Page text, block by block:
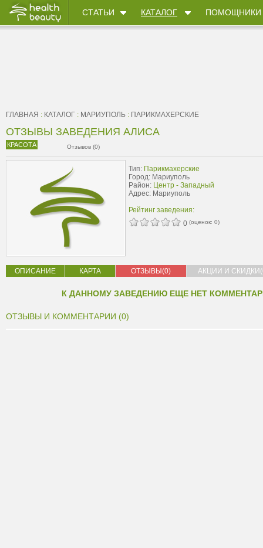
СТАТЬИ КАТАЛОГ ПОМОЩНИКИ
ГЛАВНАЯ : КАТАЛОГ : МАРИУПОЛЬ : ПАРИКМАХЕРСКИЕ
ОТЗЫВЫ ЗАВЕДЕНИЯ АЛИСА
КРАСОТА Отзывов (0)
Тип: Парикмахерские
Город: Мариуполь
Район: Центр - Западный
Адрес: Мариуполь
Рейтинг заведения:
0 (оценок: 0)
ОПИСАНИЕ КАРТА ОТЗЫВЫ(0) АКЦИИ И
К ДАННОМУ ЗАВЕДЕНИЮ ЕЩЕ НЕТ
ОТЗЫВЫ И КОММЕНТАРИИ (0)